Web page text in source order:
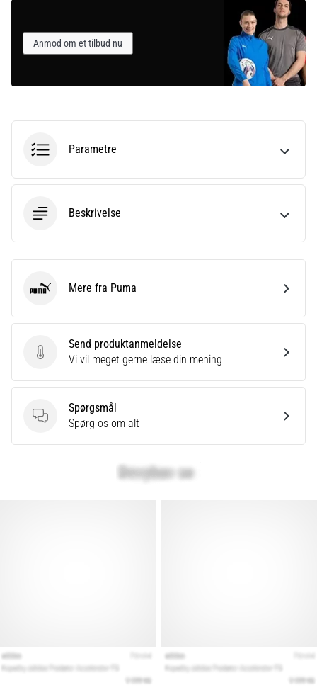
Anmod om et tilbud nu
Parametre
Beskrivelse
Send produktanmeldelse
Send produktanmeldelse
Vi vil meget gerne læse din mening
Spørgsmål
Spørgsmål
Spørg os om alt
Puma Mere fra Puma